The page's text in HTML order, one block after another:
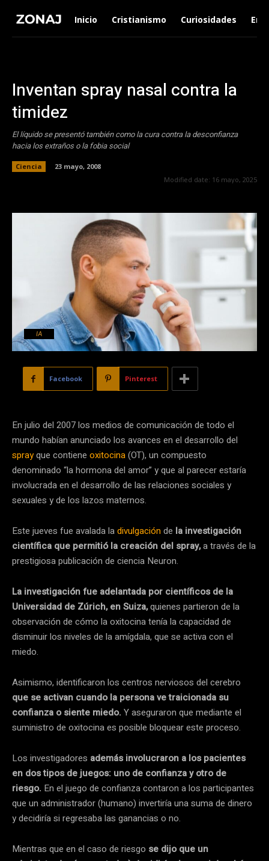
Inicio Cristianismo Curiosidades
Inventan spray nasal contra la
timidez
El líquido se presentó también como la cura contra la desconfianza
hacia los extraños o la fobia social
Ciencia
23 mayo, 2008
Modified date: 16 mayo, 2025
IA
Facebook Pinterest
En julio del 2007 los medios de comunicación de todo el
mundo habían anunciado los avances en el desarrollo del
sprayque contiene oxitocina(OT), un compuesto
denominado “la hormona del amor” y que al parecer estaría
involucrada en el desarrollo de las relaciones sociales y
sexuales y de los lazos maternos.
Este jueves fue avalada ladivulgaciónde la investigación
científica que permitió la creación del spray,a través de la
prestigiosa publicación de ciencia Neuron.
La investigación fue adelantada por científicos de la
Universidad de Zúrich, en Suiza,quienes partieron de la
observación de cómo la oxitocina tenía la capacidad de
disminuir los niveles de la amígdala, que se activa con el
miedo.
Asimismo, identificaron los centros nerviosos del cerebro
que se activan cuando la persona ve traicionada su
confianza o siente miedo. Y aseguraron que mediante el
suministro de oxitocina es posible bloquear este proceso.
Los investigadores además involucraron a los pacientes
en dos tipos de juegos: uno de confianza y otro de
riesgo. En el juego de confianza contaron a los participantes
que un administrador (humano) invertiría una suma de dinero
y decidiría si regresaba las ganancias o no.
Mientras que en el caso de riesgo se dijo que un